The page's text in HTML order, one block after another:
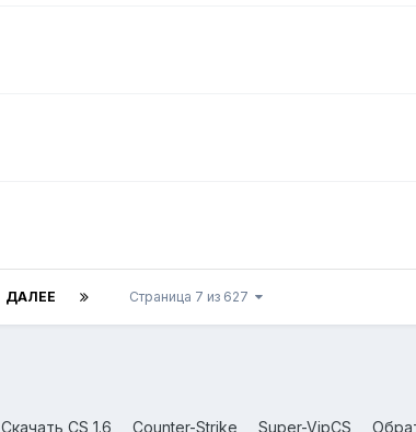
ДАЛЕЕ Страница 7 из 627
Скачать CS 1.6 Counter-Strike Super-VipCS